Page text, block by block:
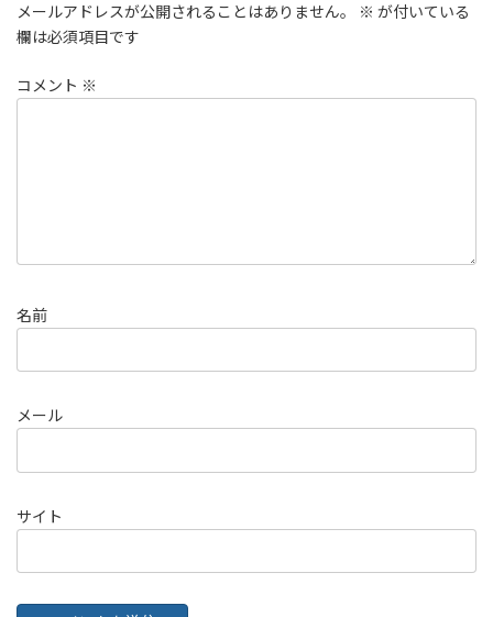
メールアドレスが公開されることはありません。 ※ が付いている
欄は必須項目です
コメント ※
名前
メール
サイト